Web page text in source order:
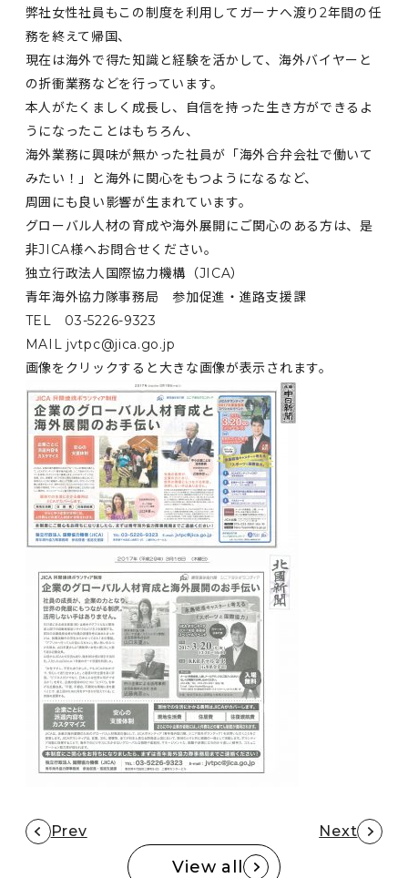
弊社女性社員もこの制度を利用してガーナへ渡り2年間の任
務を終えて帰国、
現在は海外で得た知識と経験を活かして、海外バイヤーと
の折衝業務などを行っています。
本人がたくましく成長し、自信を持った生き方ができるよ
うになったことはもちろん、
海外業務に興味が無かった社員が「海外合弁会社で働いて
みたい！」と海外に関心をもつようになるなど、
周囲にも良い影響が生まれています。
グローバル人材の育成や海外展開にご関心のある方は、是
非JICA様へお問合せください。
独立行政法人国際協力機構（JICA）
青年海外協力隊事務局 参加促進・進路支援課
TEL 03-5226-9323
MAIL jvtpc@jica.go.jp
画像をクリックすると大きな画像が表示されます。
Prev Next
View all